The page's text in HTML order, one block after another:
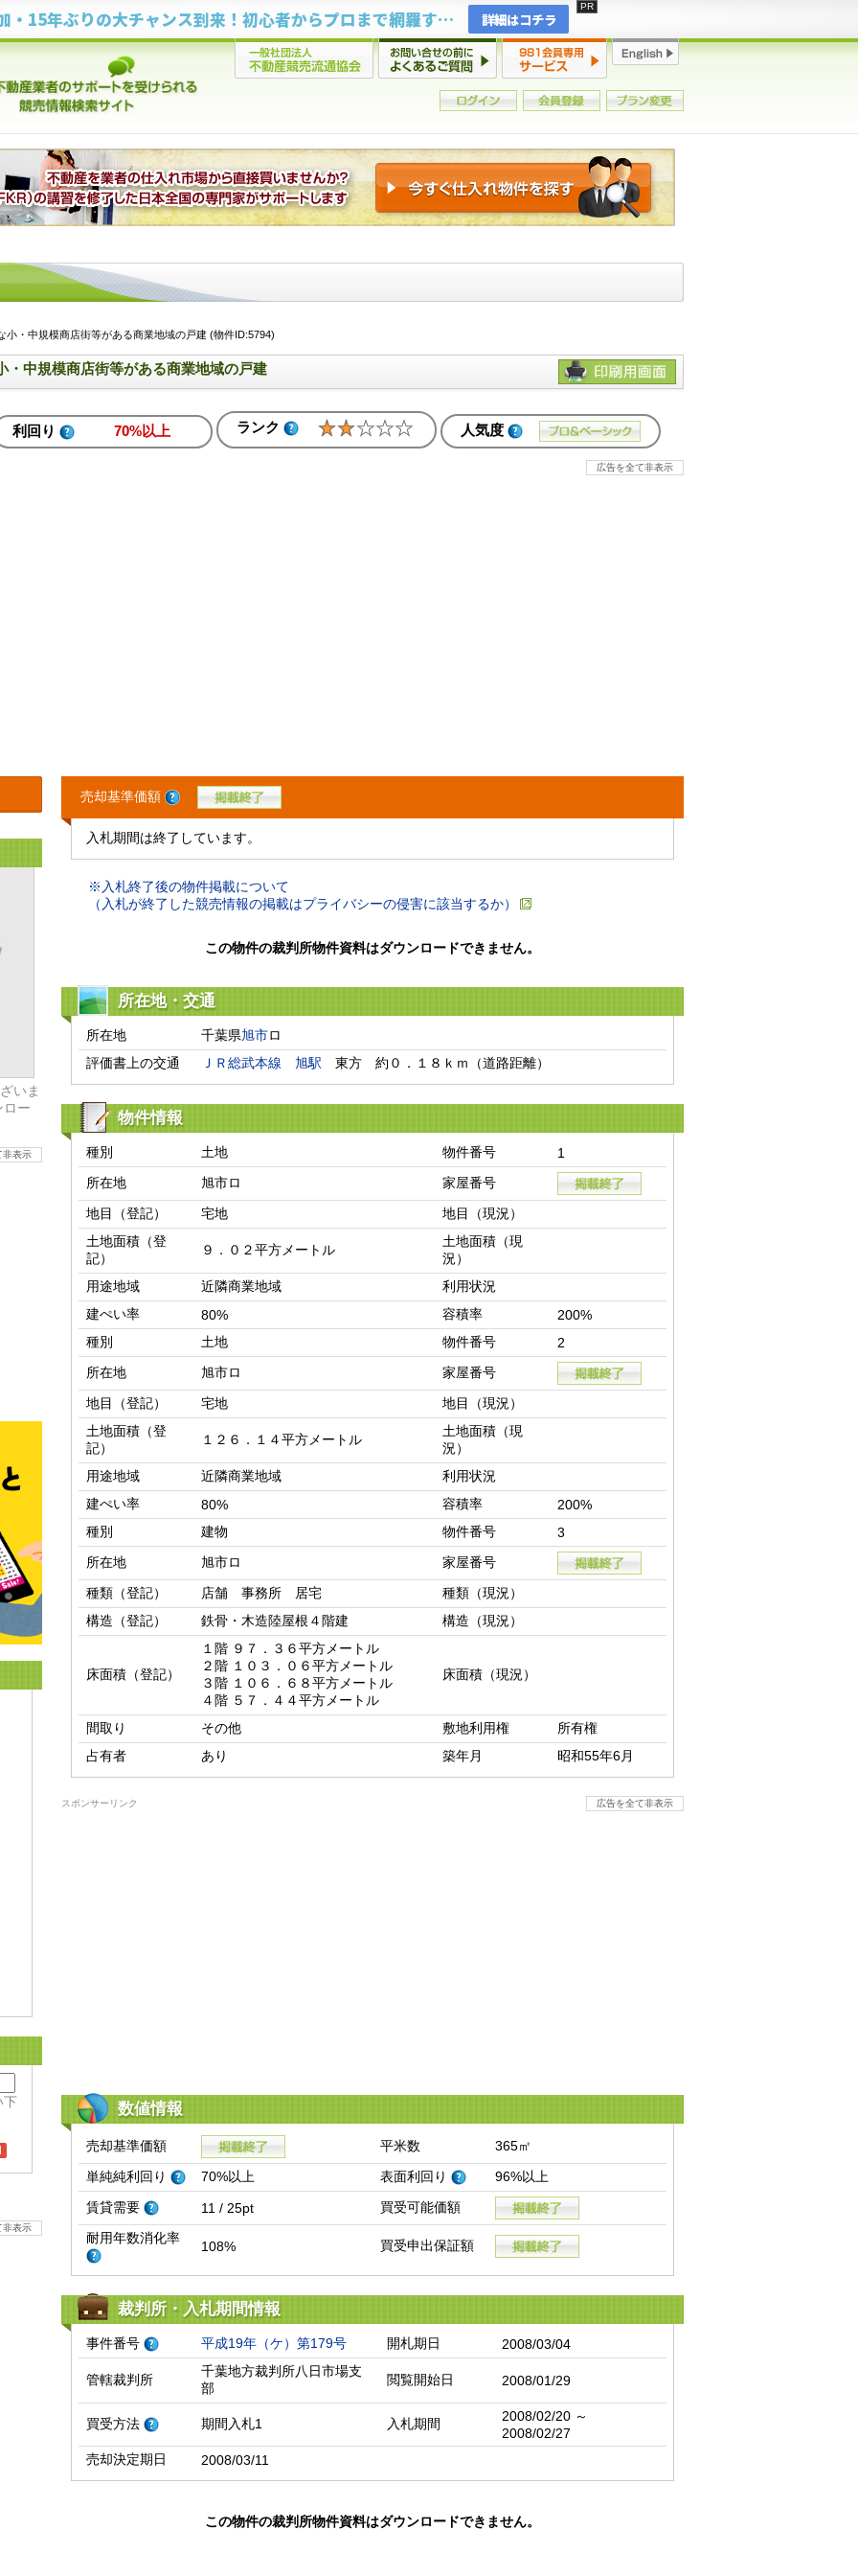
2年連続増加・15年ぶりの大チャンス到来！初心者からプロまで網羅する「競売不動産・超実践投資セミナー」♦神奈川県 横浜 in 神奈川 詳細はコチラ
・中規模商店街等がある商業地域の戸建 (物件ID:5794)
・中規模商店街等がある商業地域の戸建
利回り 70%以上 ランク 人気度
広告を全て非表示
いま
ロー
非表示
下
非表示
売却基準価額
入札期間は終了しています。
※入札終了後の物件掲載について
（入札が終了した競売情報の掲載はプライバシーの侵害に該当するか）
この物件の裁判所物件資料はダウンロードできません。
所在地・交通
所在地 千葉県旭市ロ
評価書上の交通
ＪＲ総武本線 旭駅 東方　約０．１８ｋｍ（道路距離）
物件情報
種別 土地 物件番号
1
所在地
旭市ロ
家屋番号
地目（登記）
宅地
地目（現況）
土地面積（登
記）
９．０２平方メートル
土地面積（現
況）
用途地域
近隣商業地域
利用状況
建ぺい率
80% 容積率
200%
種別
土地 物件番号
2
所在地
旭市ロ
家屋番号
地目（登記）
宅地
地目（現況）
土地面積（登
記）
１２６．１４平方メートル
土地面積（現
況）
用途地域
近隣商業地域
利用状況
建ぺい率
80% 容積率
200%
種別
建物 物件番号
3
所在地
旭市ロ
家屋番号
種類（登記）
店舗 事務所 居宅
種類（現況）
構造（登記）
鉄骨・木造陸屋根４階建 構造（現況）
床面積（登記）
１階 ９７．３６平方メートル
２階 １０３．０６平方メートル
３階 １０６．６８平方メートル
４階 ５７．４４平方メートル
床面積（現況）
間取り その他 敷地利用権
所有権
占有者
あり 築年月 昭和55年6月
スポンサーリンク 広告を全て非表示
数値情報
売却基準価額 平米数
365㎡
単純純利回り
70%以上 表面利回り
96%以上
賃貸需要
11 / 25pt
買受可能価額
耐用年数消化率
108% 買受申出保証額
裁判所・入札期間情報
事件番号 平成19年（ケ）第179号 開札期日 2008/03/04
管轄裁判所
千葉地方裁判所八日市場支
部
閲覧開始日 2008/01/29
買受方法 期間入札1 入札期間
2008/02/20 ～
2008/02/27
売却決定期日
2008/03/11
この物件の裁判所物件資料はダウンロードできません。